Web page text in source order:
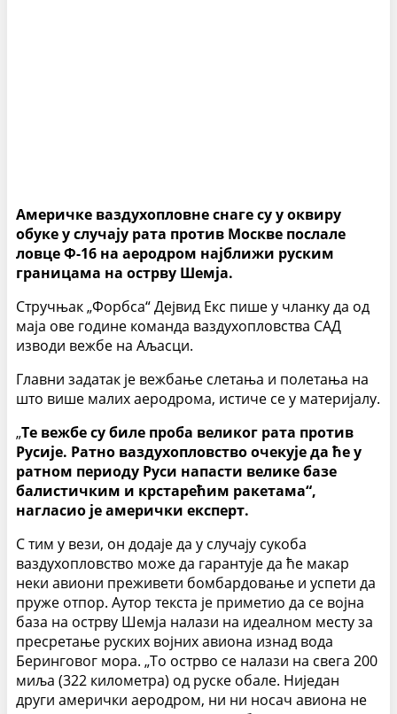
Америчке ваздухопловне снаге су у оквиру
обуке у случају рата против Москве послале
ловце Ф-16 на аеродром најближи руским
границама на острву Шемја.
Стручњак „Форбса“ Дејвид Екс пише у чланку да од
маја ове године команда ваздухопловства САД
изводи вежбе на Аљасци.
Главни задатак је вежбање слетања и полетања на
што више малих аеродрома, истиче се у материјалу.
„Те вежбе су биле проба великог рата против
Русије. Ратно ваздухопловство очекује да ће у
ратном периоду Руси напасти велике базе
балистичким и крстарећим ракетама“,
нагласио је амерички експерт.
С тим у вези, он додаје да у случају сукоба
ваздухопловство може да гарантује да ће макар
неки авиони преживети бомбардовање и успети да
пруже отпор. Аутор текста је приметио да се војна
база на острву Шемја налази на идеалном месту за
пресретање руских војних авиона изнад вода
Беринговог мора. „То острво се налази на свега 200
миља (322 километра) од руске обале. Ниједан
други амерички аеродром, ни ни носач авиона не